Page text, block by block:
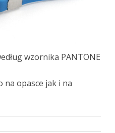
wzornika PANTONE
na opasce jak i na